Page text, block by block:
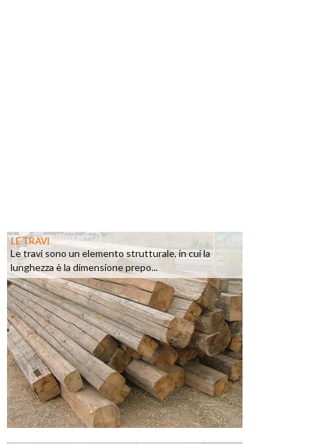
LE TRAVI
Le travi sono un elemento strutturale, in cui la
lunghezza è la dimensione prepo...